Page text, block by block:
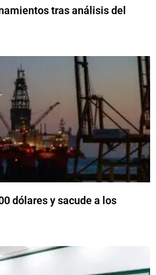
tras análisis del
dólares y sacude a los